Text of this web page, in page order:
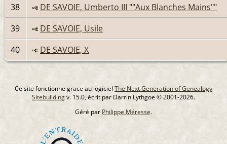
38
DE SAVOIE, Umberto III ""Aux Blanches Mains""
39
DE SAVOIE, Usile
40
DE SAVOIE, X
Ce site fonctionne grace au logiciel The Next Generation of Genealogy
Sitebuildingv. 15.0, écrit par Darrin Lythgoe © 2001-2026.
Géré par Philippe Méresse.